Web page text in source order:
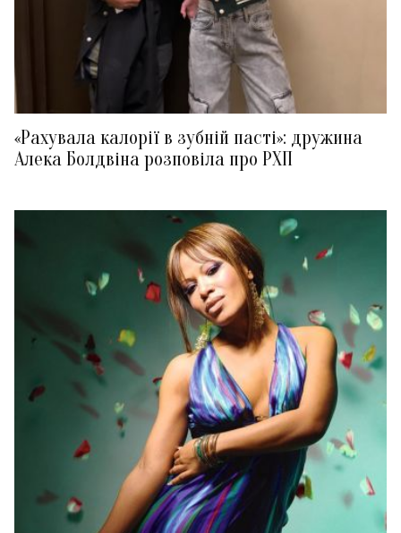
«Рахувала калорії в зубній пасті»: дружина
Алека Болдвіна розповіла про РХП